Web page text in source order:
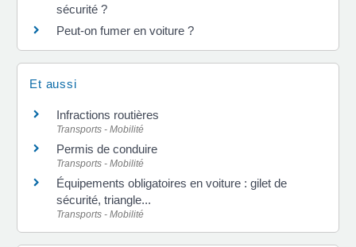
sécurité ?
Peut-on fumer en voiture ?
Et aussi
Infractions routières
Transports - Mobilité
Permis de conduire
Transports - Mobilité
Équipements obligatoires en voiture : gilet de
sécurité, triangle...
Transports - Mobilité